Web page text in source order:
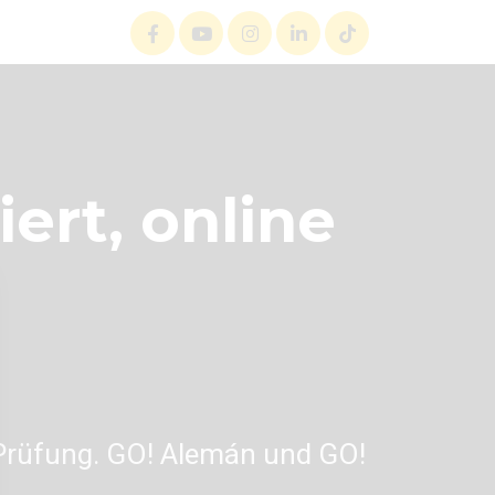
online
GO! Alemán und GO!